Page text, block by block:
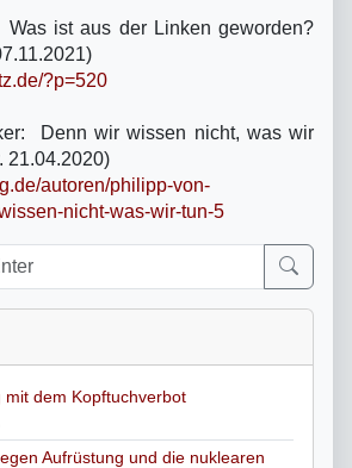
ist aus der Linken geworden?
?p=520
Denn wir wissen nicht, was wir
21.04.2020)
autoren/philipp-von-
nicht-was-wir-tun-5
mit dem Kopftuchverbot
Aufrüstung und die nuklearen